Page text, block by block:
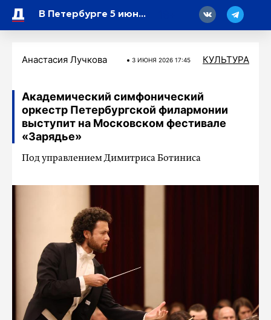
В Петербурге 5 июня откроется программа «Путешествие по историческим эпохам и трендам современности»
Анастасия Лучкова 3 ИЮНЯ 2026 17:45 КУЛЬТУРА
Академический симфонический
оркестр Петербургской филармонии
выступит на Московском фестивале
«Зарядье»
Под управлением Димитриса Ботиниса